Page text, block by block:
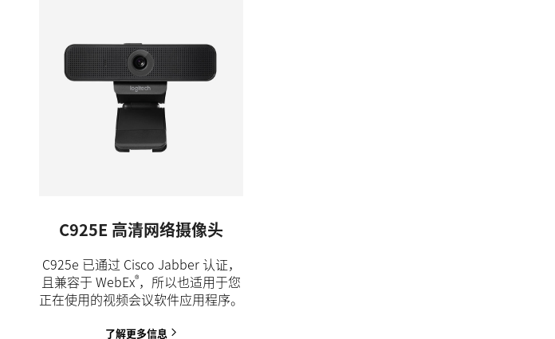
C925E 高清网络摄像头
C925e 已通过 Cisco Jabber 认证，
且兼容于 WebEx®，所以也适用于您
正在使用的视频会议软件应用程序。
了解更多信息